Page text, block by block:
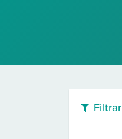
Filtrar